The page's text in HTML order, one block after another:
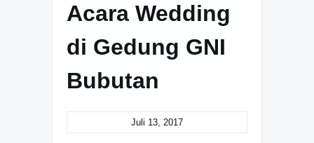
Acara Wedding
di Gedung GNI
Bubutan
Juli 13, 2017